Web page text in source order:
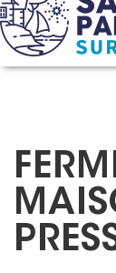
Panneau de
Accueil